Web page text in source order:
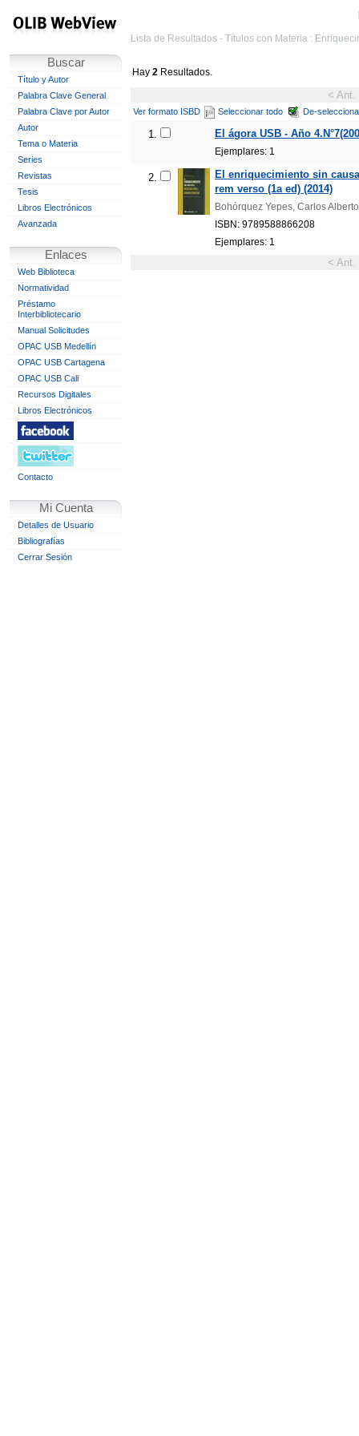
Buscar
Título y Autor
Palabra Clave General
Palabra Clave por Autor
Autor
Tema o Materia
Series
Revistas
Tesis
Libros Electrónicos
Avanzada
Enlaces
Web Biblioteca
Normatividad
Préstamo
Interbibliotecario
Manual Solicitudes
OPAC USB Medellín
OPAC USB Cartagena
OPAC USB Cali
Recursos Digitales
Libros Electrónicos
Contacto
Mi Cuenta
Detalles de Usuario
Bibliografías
Cerrar Sesión
Lista de Resultados - Títulos con Materia :
Hay 2 Resultados.
< Ant.
Ver formato ISBD Seleccionar todo De-
1. El ágora USB - Año
Ejemplares: 1
2.
El enriquecimiento sin
rem verso (1a ed) (2014)
Bohórquez Yepes, Carlos Alberto
ISBN: 9789588866208
Ejemplares: 1
< Ant.